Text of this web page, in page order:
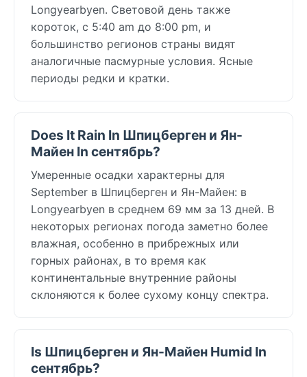
Longyearbyen. Световой день также
короток, с 5:40 am до 8:00 pm, и
большинство регионов страны видят
аналогичные пасмурные условия. Ясные
периоды редки и кратки.
Does It Rain In Шпицберген и Ян-
Майен In сентябрь?
Умеренные осадки характерны для
September в Шпицберген и Ян-Майен: в
Longyearbyen в среднем 69 мм за 13 дней. В
некоторых регионах погода заметно более
влажная, особенно в прибрежных или
горных районах, в то время как
континентальные внутренние районы
склоняются к более сухому концу спектра.
Is Шпицберген и Ян-Майен Humid In
сентябрь?